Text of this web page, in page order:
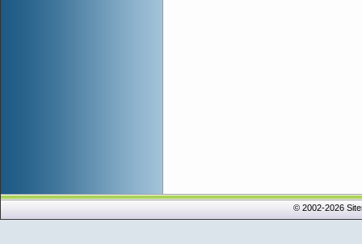
© 2002-2026